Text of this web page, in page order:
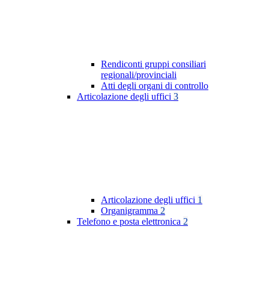
Rendiconti gruppi consiliari
regionali/provinciali
Atti degli organi di controllo
Articolazione degli uffici 3
Articolazione degli uffici 1
Organigramma 2
Telefono e posta elettronica 2